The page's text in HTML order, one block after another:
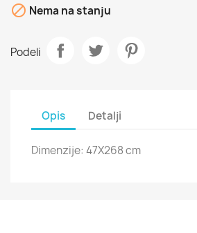
 Nema na stanju
Podeli
Opis Detalji
Dimenzije: 47X268 cm